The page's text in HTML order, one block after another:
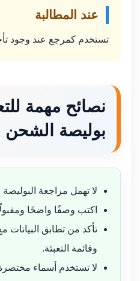
عند المطالبة
تستخدم كمرجع عند وجود
نصائح مهمة
بوليصة الشحن
لا تهمل مراجعة البوليصة
اكتب وصفًا واضحًا
تأكد من تطابق البيانات
وقائمة التعبئة.
لا تستخدم أسماء